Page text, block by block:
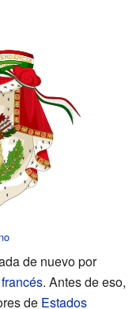
de nuevo por
. Antes de eso,
de Estados